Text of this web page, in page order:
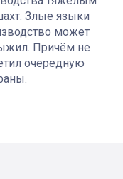
Злые языки
может
Причём не
очередную